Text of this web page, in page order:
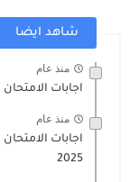
شاهد ايضا
منذ عام
اجابات الامتحان
منذ عام
اجابات الامتحان
2025